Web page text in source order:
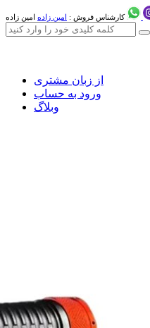
کارشناس فروش : امین زاده امین زاده
از زبان مشتری
ورود به حساب
وبلاگ